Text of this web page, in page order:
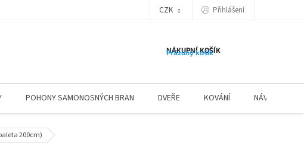
CZK Přihlášení
NÁKUPNÍ KOŠÍK
Prázdný košík
POHONY SAMONOSNÝCH BRAN DVEŘE KOVÁNÍ NÁVODY
200cm)